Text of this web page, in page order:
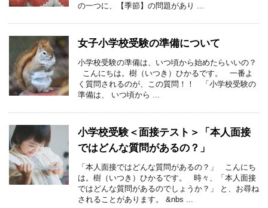
の一つに、【季節】の問題があり ...
女子小学校受験の準備について
小学校受験の準備は、いつ頃から始めたらいいの？
こんにちは。樹（いつき）ひかるです。 一番よ
く質問されるのが、この質問！！ 「小学校受験の
準備は、 いつ頃から ...
小学校受験＜面接テスト＞「本人面接
ではどんな質問があるの？」
「本人面接ではどんな質問があるの？」 こんにち
は。樹（いつき）ひかるです。 時々、「本人面接
ではどんな質問があるのでしょうか？」 と、お尋ね
されることがあります。 &nbs ...